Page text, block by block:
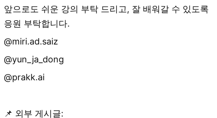
앞으로도 쉬운 강의 부탁 드리고, 잘 배워갈 수 있도록
응원 부탁합니다.
@miri.ad.saiz
@yun_ja_dong
@prakk.ai
📌 외부 게시글: